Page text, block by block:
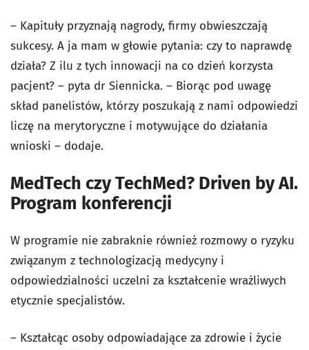
– Kapituły przyznają nagrody, firmy obwieszczają
sukcesy. A ja mam w głowie pytania: czy to naprawdę
działa? Z ilu z tych innowacji na co dzień korzysta
pacjent? – pyta dr Siennicka. – Biorąc pod uwagę
skład panelistów, którzy poszukają z nami odpowiedzi
liczę na merytoryczne i motywujące do działania
wnioski – dodaje.
MedTech czy TechMed? Driven by AI.
Program konferencji
W programie nie zabraknie również rozmowy o ryzyku
związanym z technologizacją medycyny i
odpowiedzialności uczelni za kształcenie wrażliwych
etycznie specjalistów.
– Kształcąc osoby odpowiadające za zdrowie i życie